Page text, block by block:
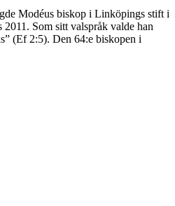
Modéus biskop i Linköpings stift i
Som sitt valspråk valde han
(Ef 2:5). Den 64:e biskopen i